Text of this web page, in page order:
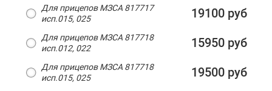
Для прицепов МЗСА 817717
исп.015, 025
19100 руб
Для прицепов МЗСА 817718
исп.012, 022
15950 руб
Для прицепов МЗСА 817718
исп.015, 025
19500 руб